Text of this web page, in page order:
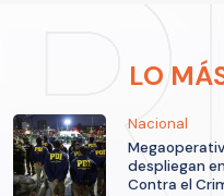
LO
Nacional
despliegan
Contra el